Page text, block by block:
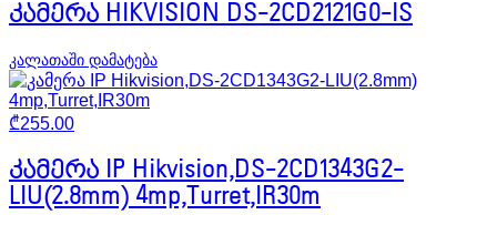
კამერა HIKVISION DS-2CD2121G0-IS
კალათაში დამატება
₾255.00
კამერა IP Hikvision,DS-2CD1343G2-
LIU(2.8mm) 4mp,Turret,IR30m